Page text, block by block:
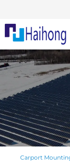
Carport